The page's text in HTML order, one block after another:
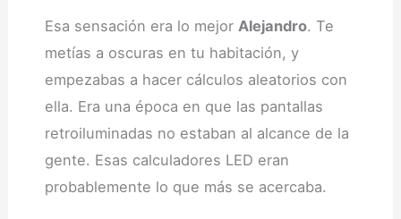
Esa sensación era lo mejor Alejandro. Te
metías a oscuras en tu habitación, y
empezabas a hacer cálculos aleatorios con
ella. Era una época en que las pantallas
retroiluminadas no estaban al alcance de la
gente. Esas calculadores LED eran
probablemente lo que más se acercaba.